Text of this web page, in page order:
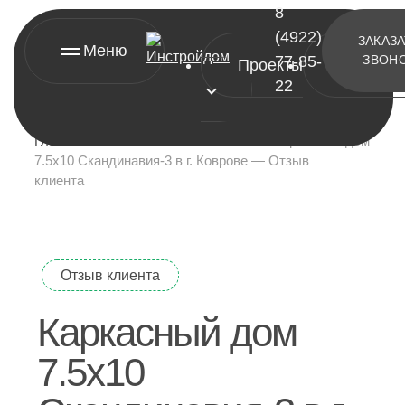
Меню
Проекты
8
(4922)
77-85-
22
А-фреймы
Барнхаусы
Двухэтажные дома
Одноэтажные дома
Главная
Каркасный дом
7.5х10 Скандинавия-3 в г. Коврове — Отзыв
клиента
Отзыв клиента
Каркасный дом
7.5х10